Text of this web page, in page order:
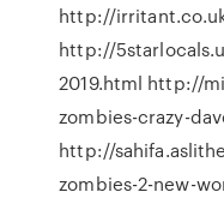
http://
http://
2019.html http://
zombies-crazy-
http://
zombies-2-new-